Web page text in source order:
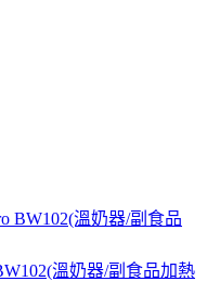
BW102(溫奶器/副食品
溫奶器/副食品加熱